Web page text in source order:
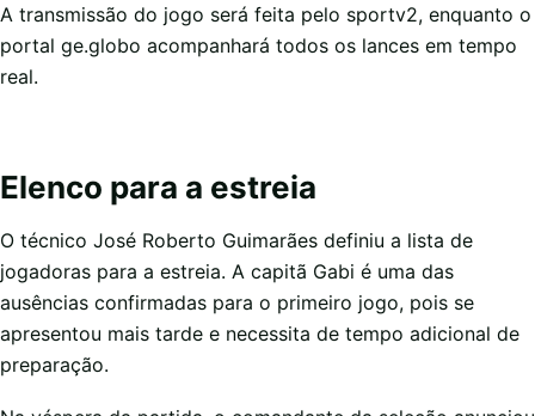
A transmissão do jogo será feita pelo sportv2, enquanto o
portal ge.globo acompanhará todos os lances em tempo
real.
Elenco para a estreia
O técnico José Roberto Guimarães definiu a lista de
jogadoras para a estreia. A capitã Gabi é uma das
ausências confirmadas para o primeiro jogo, pois se
apresentou mais tarde e necessita de tempo adicional de
preparação.